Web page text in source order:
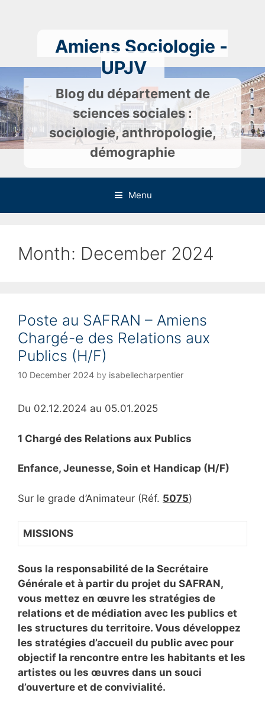
Amiens Sociologie -
UPJV
Blog du département de
sciences sociales :
sociologie, anthropologie,
démographie
Menu
Month: December 2024
Poste au SAFRAN – Amiens
Chargé-e des Relations aux
Publics (H/F)
10 December 2024 by isabellecharpentier
Du 02.12.2024 au 05.01.2025
1 Chargé des Relations aux Publics
Enfance, Jeunesse, Soin et Handicap (H/F)
Sur le grade d’Animateur (Réf. 5075)
MISSIONS
Sous la responsabilité de la Secrétaire
Générale et à partir du projet du SAFRAN,
vous mettez en œuvre les stratégies de
relations et de médiation avec les publics et
les structures du territoire. Vous développez
les stratégies d’accueil du public avec pour
objectif la rencontre entre les habitants et les
artistes ou les œuvres dans un souci
d’ouverture et de convivialité.